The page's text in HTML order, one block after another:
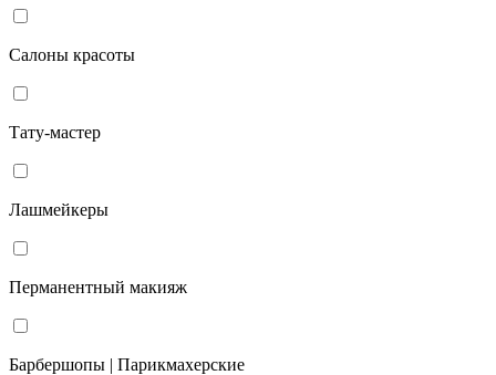
Салоны красоты
Тату-мастер
Лашмейкеры
Перманентный макияж
Барбершопы | Парикмахерские